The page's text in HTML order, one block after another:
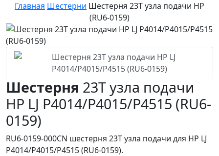
Главная Шестерни Шестерня 23T узла подачи HP
(RU6-0159)
Шестерня 23T узла подачи
HP LJ P4014/P4015/P4515 (RU6-
0159)
RU6-0159-000CN шестерня 23T узла подачи для HP LJ
P4014/P4015/P4515 (RU6-0159).